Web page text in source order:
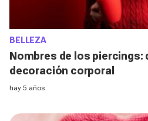
BELLEZA
Nombres de los piercings:
decoración corporal
hay 5 años